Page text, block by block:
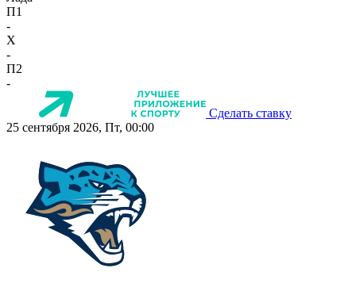
П1
-
X
-
П2
-
Сделать ставку
25 сентября 2026, Пт, 00:00